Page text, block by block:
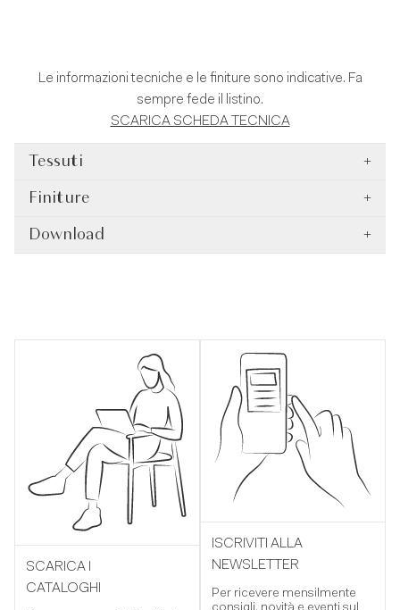
Le informazioni tecniche e le finiture sono indicative. Fa
sempre fede il listino.
SCARICA SCHEDA TECNICA
Tessuti +
Finiture +
Download +
SCARICA I
CATALOGHI
ISCRIVITI ALLA
NEWSLETTER
Per ricevere mensilmente